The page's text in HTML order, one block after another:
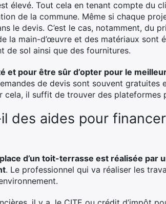
élevé. Tout cela en tenant compte du
de la commune. Même si chaque
le devis. C’est le cas, notamment, du
la main-d’œuvre et des matériaux sont
de sol ainsi que des fournitures.
et pour être sûr d’opter pour le
de devis sont souvent
cela, il suffit de trouver des plateformes
il des aides pour
d’un toit-terrasse est réalisée par
. Le professionnel qui va réaliser les